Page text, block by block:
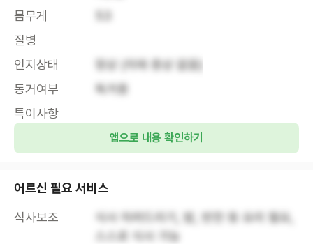
몸무게
질병
인지상태
정상 (치매 증상 없음)
동거여부
독거중
특이사항
앱으로 내용 확인하기
어르신 필요 서비스
식사보조
식사 차려드리기, 밥, 반찬 등 요리 필요,
스스로 식사 가능